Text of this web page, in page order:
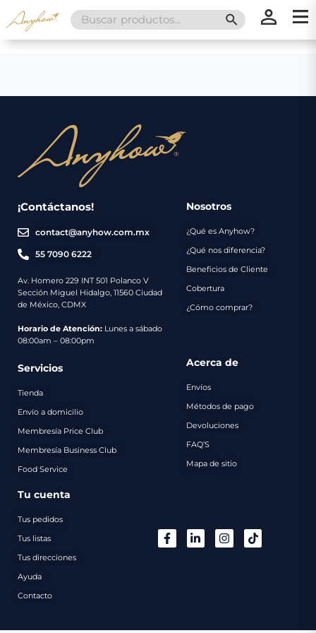
Search
for:
SEARCH
¡Contáctanos!
contact@anyhow.com.mx
55 7090 6222
Av. Homero 229 INT 501 Polanco V
Sección Miguel Hidalgo, 11560 Ciudad
de México, CDMX
Horario de Atención: Lunes a sábado
08:00am – 08:00pm
Nosotros
¿Qué es Anyhow?
¿Qué nos diferencia?
Beneficios de Cliente
Cobertura
¿Cómo comprar?
Servicios
Tienda
Envío a domicilio
Membresía Price Club
Membresía Business Club
Food Service
Acerca de
Envíos
Métodos de pago
Devoluciones
FAQ’S
Mapa de sitio
Tu cuenta
Tus pedidos
Tus listas
Tus direcciones
Ayuda
Contacto
Nosotros
Servicios
Envíos
Métodos
de
Catálogo
Regalos
Contacto